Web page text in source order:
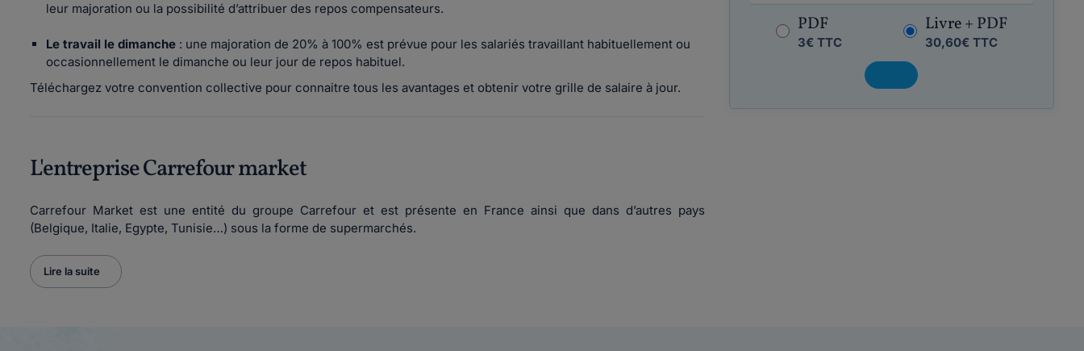
leur majoration ou la possibilité d’attribuer des repos compensateurs.
Le travail le dimanche : une majoration de 20% à 100% est prévue pour les salariés travaillant habituellement ou
occasionnellement le dimanche ou leur jour de repos habituel.
Téléchargez votre convention collective pour connaitre tous les avantages et obtenir votre grille de salaire à jour.
L'entreprise Carrefour market
Carrefour Market est une entité du groupe Carrefour et est présente en France ainsi que dans d’autres pays
(Belgique, Italie, Egypte, Tunisie…) sous la forme de supermarchés.
Lire la suite
PDF
3€ TTC
Livre + PDF
30,60€ TTC